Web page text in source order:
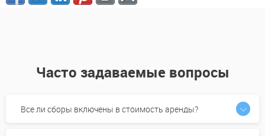
Часто задаваемые вопросы
Все ли сборы включены в стоимость аренды?